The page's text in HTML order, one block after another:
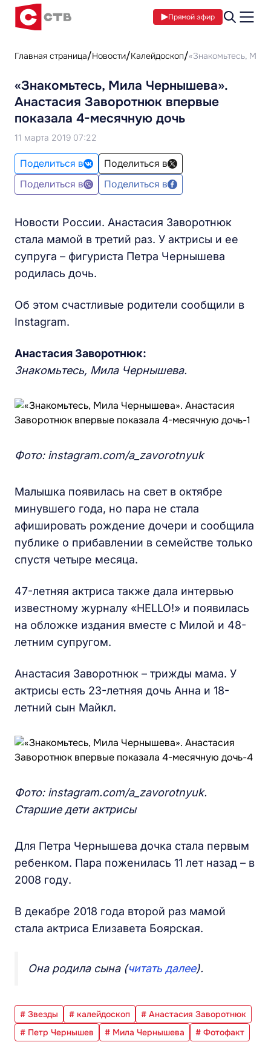
Прямой эфир
Главная страница Новости Калейдоскоп «Знакомьтесь,
«Знакомьтесь, Мила Чернышева».
Анастасия Заворотнюк впервые
показала 4-месячную дочь
11 марта 2019 07:22
Поделиться в
Поделиться в
Поделиться в
Поделиться в
Новости России. Анастасия Заворотнюк
стала мамой в третий раз. У актрисы и ее
супруга – фигуриста Петра Чернышева
родилась дочь.
Об этом счастливые родители сообщили в
Instagram.
Анастасия Заворотнюк:
Знакомьтесь, Мила Чернышева.
Фото: instagram.com/a_zavorotnyuk
Малышка появилась на свет в октябре
минувшего года, но пара не стала
афишировать рождение дочери и сообщила
публике о прибавлении в семействе только
спустя четыре месяца.
47-летняя актриса также дала интервью
известному журналу «HELLO!» и появилась
на обложке издания вместе с Милой и 48-
летним супругом.
Анастасия Заворотнюк – трижды мама. У
актрисы есть 23-летняя дочь Анна и 18-
летний сын Майкл.
Фото: instagram.com/a_zavorotnyuk.
Старшие дети актрисы
Для Петра Чернышева дочка стала первым
ребенком. Пара поженилась 11 лет назад – в
2008 году.
В декабре 2018 года второй раз мамой
стала актриса Елизавета Боярская.
Она родила сына (читать далее).
# Звезды # калейдоскоп
# Анастасия Заворотнюк
# Петр Чернышев
# Мила Чернышева # Фотофакт